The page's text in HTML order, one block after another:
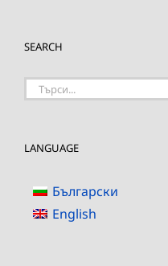
SEARCH
Търсене
LANGUAGE
Български
English